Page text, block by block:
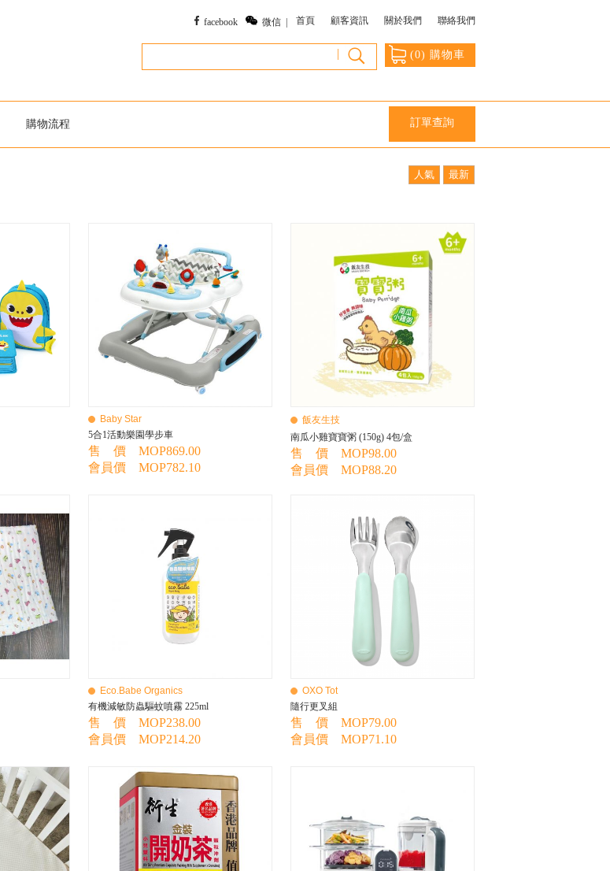
facebook 微信 | 首頁 顧客資訊 關於我們 聯絡我們
(0) 購物車
|
購物流程 訂單查詢
Baby Star
5合1活動樂園學步車
售 價 MOP869.00
會員價 MOP782.10
飯友生技
南瓜小雞寶寶粥 (150g) 4包/盒
售 價 MOP98.00
會員價 MOP88.20
Eco.Babe Organics
有機減敏防蟲驅蚊噴霧 225ml
售 價 MOP238.00
會員價 MOP214.20
OXO Tot
隨行更叉組
售 價 MOP79.00
會員價 MOP71.10